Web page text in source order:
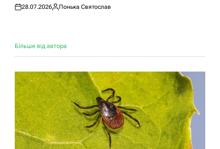
Оприлюднено
28.07.2026
Опубліковано
Понька Святослав
Більше від автора